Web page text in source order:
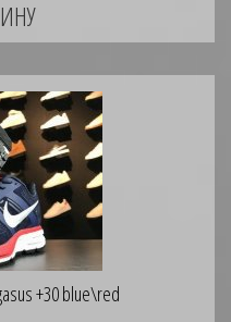
+30 blue\red